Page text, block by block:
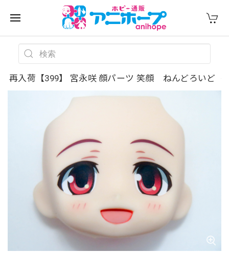
再入荷【399】 宮永咲 顔パーツ 笑顔 ねんどろいど